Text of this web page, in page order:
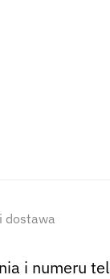
dostawa
i numeru